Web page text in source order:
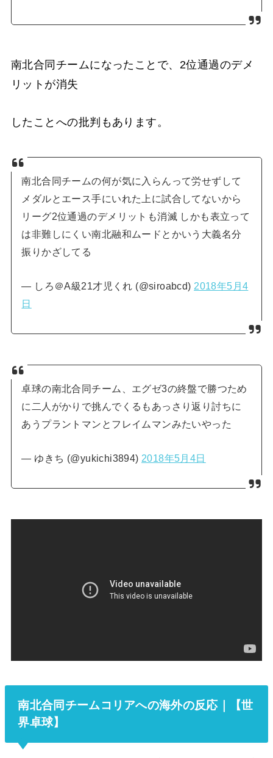
南北合同チームになったことで、2位通過のデメ
リットが消失
したことへの批判もあります。
南北合同チームの何が気に入らんって労せずして
メダルとエース手にいれた上に試合してないから
リーグ2位通過のデメリットも消滅 しかも表立って
は非難しにくい南北融和ムードとかいう大義名分
振りかざしてる
— しろ＠A級21才児くれ (@siroabcd) 2018年5月4
日
卓球の南北合同チーム、エグゼ3の終盤で勝つため
に二人がかりで挑んでくるもあっさり返り討ちに
あうプラントマンとフレイムマンみたいやった
— ゆきち (@yukichi3894) 2018年5月4日
南北合同チームコリアへの海外の反応｜【世
界卓球】